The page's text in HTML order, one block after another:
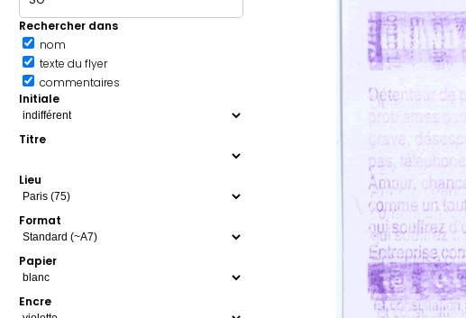
Rechercher dans
nom
texte du flyer
commentaires
Initiale
Titre
Lieu
Format
Papier
Encre